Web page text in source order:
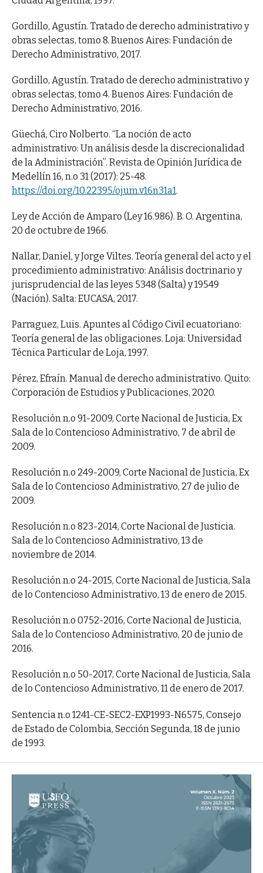
Gordillo, Agustín. Tratado de derecho administrativo y
obras selectas, tomo 8. Buenos Aires: Fundación de
Derecho Administrativo, 2017.
Gordillo, Agustín. Tratado de derecho administrativo y
obras selectas, tomo 4. Buenos Aires: Fundación de
Derecho Administrativo, 2016.
Güechá, Ciro Nolberto. “La noción de acto
administrativo: Un análisis desde la discrecionalidad
de la Administración”. Revista de Opinión Jurídica de
Medellín 16, n.o 31 (2017): 25-48.
https://doi.org/10.22395/ojum.v16n31a1.
Ley de Acción de Amparo (Ley 16.986). B. O. Argentina,
20 de octubre de 1966.
Nallar, Daniel, y Jorge Viltes. Teoría general del acto y el
procedimiento administrativo: Análisis doctrinario y
jurisprudencial de las leyes 5348 (Salta) y 19549
(Nación). Salta: EUCASA, 2017.
Parraguez, Luis. Apuntes al Código Civil ecuatoriano:
Teoría general de las obligaciones. Loja: Universidad
Técnica Particular de Loja, 1997.
Pérez, Efraín. Manual de derecho administrativo. Quito:
Corporación de Estudios y Publicaciones, 2020.
Resolución n.o 91-2009, Corte Nacional de Justicia, Ex
Sala de lo Contencioso Administrativo, 7 de abril de
2009.
Resolución n.o 249-2009, Corte Nacional de Justicia, Ex
Sala de lo Contencioso Administrativo, 27 de julio de
2009.
Resolución n.o 823-2014, Corte Nacional de Justicia.
Sala de lo Contencioso Administrativo, 13 de
noviembre de 2014.
Resolución n.o 24-2015, Corte Nacional de Justicia, Sala
de lo Contencioso Administrativo, 13 de enero de 2015.
Resolución n.o 0752-2016, Corte Nacional de Justicia,
Sala de lo Contencioso Administrativo, 20 de junio de
2016.
Resolución n.o 50-2017, Corte Nacional de Justicia, Sala
de lo Contencioso Administrativo, 11 de enero de 2017.
Sentencia n.o 1241-CE-SEC2-EXP1993-N6575, Consejo
de Estado de Colombia, Sección Segunda, 18 de junio
de 1993.